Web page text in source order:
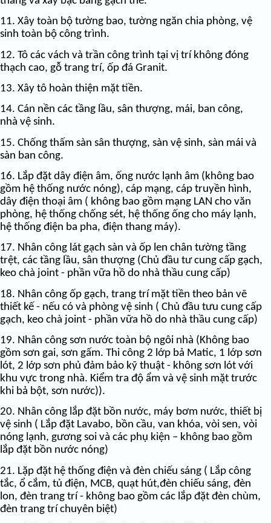
11. Xây toàn bộ tường bao, tường ngăn chia phòng, vệ
sinh toàn bộ công trình.
12. Tô các vách và trần công trình tại vị trí không đóng
thạch cao, gỗ trang trí, ốp đá Granit.
13. Xây tô hoàn thiện mặt tiền.
14. Cán nền các tầng lầu, sân thượng, mái, ban công,
nhà vệ sinh.
15. Chống thấm sàn sân thượng, sàn vệ sinh, sàn mái và
sàn ban công.
16. Lắp đặt dây điện âm, ống nước lạnh âm (không bao
gồm hệ thống nước nóng), cáp mạng, cáp truyền hình,
dây điện thoại âm ( không bao gồm mạng LAN cho văn
phòng, hệ thống chống sét, hệ thống ống cho máy lạnh,
hệ thống điện ba pha, điện thang máy).
17. Nhân công lát gạch sàn và ốp len chân tường tầng
trệt, các tầng lầu, sân thượng (Chủ đầu tư cung cấp gạch,
keo chà joint - phần vữa hồ do nhà thầu cung cấp)
18. Nhân công ốp gạch, trang trí mặt tiền theo bản vẽ
thiết kế - nếu có và phòng vệ sinh ( Chủ đầu tưu cung cấp
gạch, keo chà joint - phần vữa hồ do nhà thầu cung cấp)
19. Nhân công sơn nước toàn bộ ngôi nhà (Không bao
gồm sơn gai, sơn gấm. Thi công 2 lớp bả Matic, 1 lớp sơn
lót, 2 lớp sơn phủ đảm bảo kỹ thuật - không sơn lót với
khu vực trong nhà. Kiểm tra độ ẩm và vệ sinh mặt trước
khi bả bột, sơn nước)).
20. Nhân công lắp đặt bồn nước, máy bơm nước, thiết bị
vệ sinh ( Lắp đặt Lavabo, bồn cầu, van khóa, vòi sen, vòi
nóng lạnh, gương soi và các phụ kiện – không bao gồm
lắp đặt bồn nước nóng)
21. Lặp đặt hệ thống điện và đèn chiếu sáng ( Lắp công
tắc, ổ cắm, tủ điện, MCB, quạt hút,đèn chiếu sáng, đèn
lon, đèn trang trí - không bao gồm các lắp đặt đèn chùm,
đèn trang trí chuyên biệt)